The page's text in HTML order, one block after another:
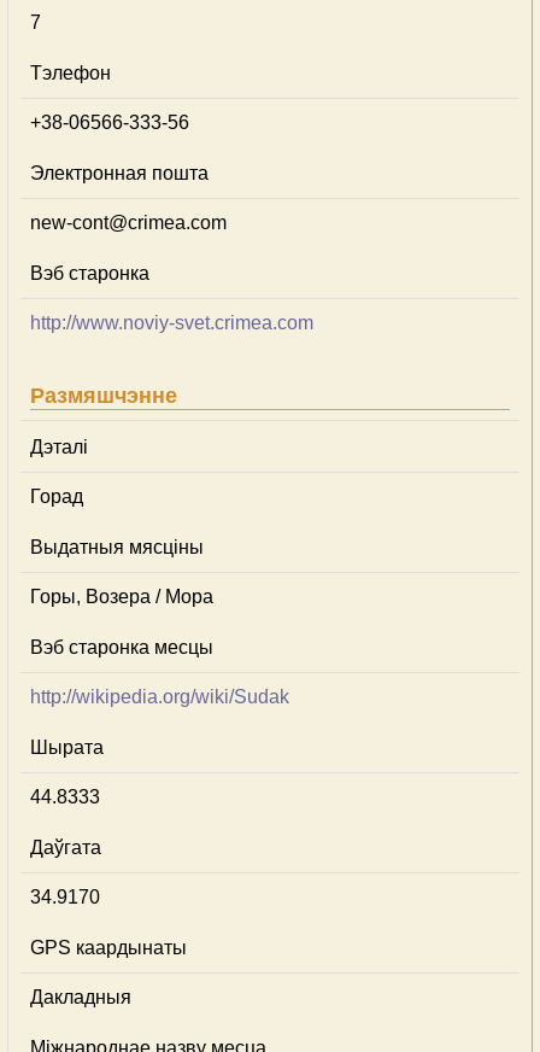
7
Тэлефон
+38-06566-333-56
Электронная пошта
new-cont@crimea.com
Вэб старонка
http://www.noviy-svet.crimea.com
Размяшчэнне
Дэталі
Горад
Выдатныя мясціны
Горы, Возера / Мора
Вэб старонка месцы
http://wikipedia.org/wiki/Sudak
Шырата
44.8333
Даўгата
34.9170
GPS каардынаты
Дакладныя
Міжнароднае назву месца